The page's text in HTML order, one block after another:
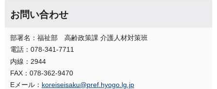
お問い合わせ
部署名：福祉部 高齢政策課 介護人材対策班
電話：078-341-7711
内線：2944
FAX：078-362-9470
Eメール： koreiseisaku@pref.hyogo.lg.jp